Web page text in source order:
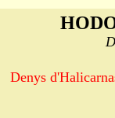
Denys